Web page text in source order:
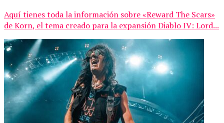
Aquí tienes toda la información sobre «Reward The Scars»
de Korn, el tema creado para la expansión Diablo IV: Lord...